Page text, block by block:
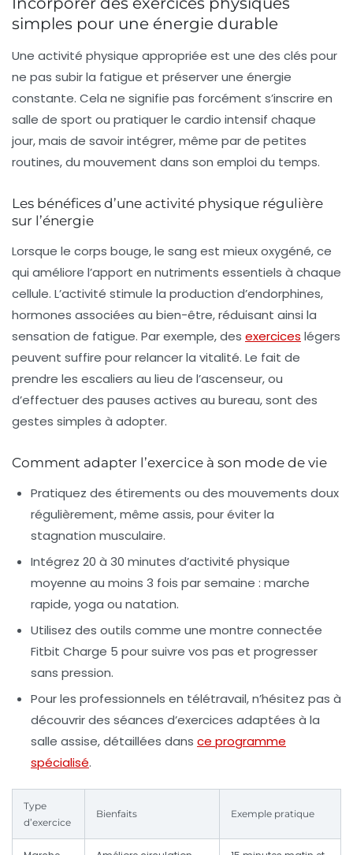
simples pour une énergie durable
Une activité physique appropriée est une des clés pour
ne pas subir la fatigue et préserver une énergie
constante. Cela ne signifie pas forcément s’inscrire en
salle de sport ou pratiquer le cardio intensif chaque
jour, mais de savoir intégrer, même par de petites
routines, du mouvement dans son emploi du temps.
Les bénéfices d’une activité physique régulière
sur l’énergie
Lorsque le corps bouge, le sang est mieux oxygéné, ce
qui améliore l’apport en nutriments essentiels à chaque
cellule. L’activité stimule la production d’endorphines,
hormones associées au bien-être, réduisant ainsi la
sensation de fatigue. Par exemple, des exercices légers
peuvent suffire pour relancer la vitalité. Le fait de
prendre les escaliers au lieu de l’ascenseur, ou
d’effectuer des pauses actives au bureau, sont des
gestes simples à adopter.
Comment adapter l’exercice à son mode de vie
Pratiquez des étirements ou des mouvements doux
régulièrement, même assis, pour éviter la
stagnation musculaire.
Intégrez 20 à 30 minutes d’activité physique
moyenne au moins 3 fois par semaine : marche
rapide, yoga ou natation.
Utilisez des outils comme une montre connectée
Fitbit Charge 5 pour suivre vos pas et progresser
sans pression.
Pour les professionnels en télétravail, n’hésitez pas à
découvrir des séances d’exercices adaptées à la
salle assise, détaillées dans ce programme
spécialisé.
Type
d’exercice
Bienfaits Exemple pratique